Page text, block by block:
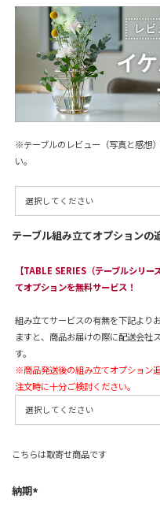
※テーブルのレビュー（写真と感想
い。
テーブル組み立てオプションの
【TABLE SERIES（テーブルシリ
てオプションを無料サービス！
組み立てサービスの有無を下記より
ますと、商品お届けの際に配送会社
す。
※商品発送後の組み立てオプション
注文時に十分ご検討ください。
こちらは取寄せ商品です
納期